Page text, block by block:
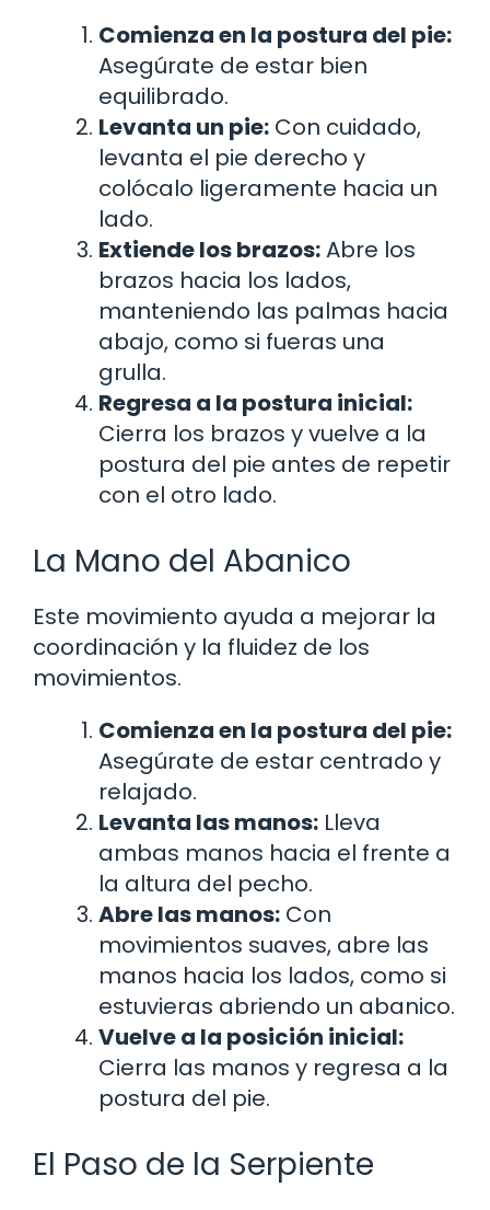
Comienza en la postura del pie:
Asegúrate de estar bien
equilibrado.
Levanta un pie: Con cuidado,
levanta el pie derecho y
colócalo ligeramente hacia un
lado.
Extiende los brazos:Abre los
brazos hacia los lados,
manteniendo las palmas hacia
abajo, como si fueras una
grulla.
Regresa a la postura inicial:
Cierra los brazos y vuelve a la
postura del pie antes de repetir
con el otro lado.
La Mano del Abanico
Este movimiento ayuda a mejorar la
coordinación y la fluidez de los
movimientos.
Comienza en la postura del pie:
Asegúrate de estar centrado y
relajado.
Levanta las manos: Lleva
ambas manos hacia el frente a
la altura del pecho.
Abre las manos: Con
movimientos suaves, abre las
manos hacia los lados, como si
estuvieras abriendo un abanico.
Vuelve a la posición inicial:
Cierra las manos y regresa a la
postura del pie.
El Paso de la Serpiente